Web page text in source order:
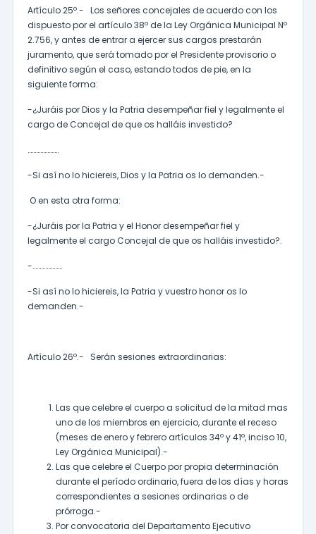
Artículo 25º.- Los señores concejales de acuerdo con los
dispuesto por el artículo 38º de la Ley Orgánica Municipal Nº
2.756, y antes de entrar a ejercer sus cargos prestarán
juramento, que será tomado por el Presidente provisorio o
definitivo según el caso, estando todos de pie, en la
siguiente forma:
-¿Juráis por Dios y la Patria desempeñar fiel y legalmente el
cargo de Concejal de que os halláis investido?
………………….
-Si así no lo hiciereis, Dios y la Patria os lo demanden.-
O en esta otra forma:
-¿Juráis por la Patria y el Honor desempeñar fiel y
legalmente el cargo Concejal de que os halláis investido?.
-…………………
-Si así no lo hiciereis, la Patria y vuestro honor os lo
demanden.-
Artículo 26º.- Serán sesiones extraordinarias:
Las que celebre el cuerpo a solicitud de la mitad mas
uno de los miembros en ejercicio, durante el receso
(meses de enero y febrero artículos 34º y 41º, inciso 10,
Ley Orgánica Municipal).-
Las que celebre el Cuerpo por propia determinación
durante el período ordinario, fuera de los días y horas
correspondientes a sesiones ordinarias o de
prórroga.-
Por convocatoria del Departamento Ejecutivo